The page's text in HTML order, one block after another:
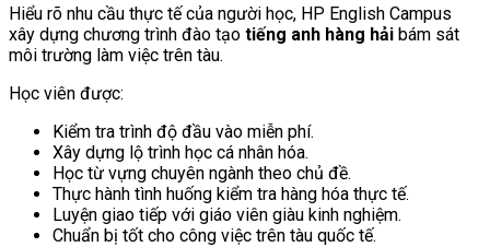
Hiểu rõ nhu cầu thực tế của người học, HP English Campus
xây dựng chương trình đào tạo tiếng anh hàng hải bám sát
môi trường làm việc trên tàu.
Học viên được:
Kiểm tra trình độ đầu vào miễn phí.
Xây dựng lộ trình học cá nhân hóa.
Học từ vựng chuyên ngành theo chủ đề.
Thực hành tình huống kiểm tra hàng hóa thực tế.
Luyện giao tiếp với giáo viên giàu kinh nghiệm.
Chuẩn bị tốt cho công việc trên tàu quốc tế.